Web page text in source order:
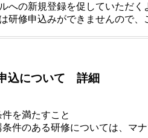
への新規登録を促していただく
研修申込みができませんので、
込について 詳細
件を満たすこと
条件のある研修については、マ